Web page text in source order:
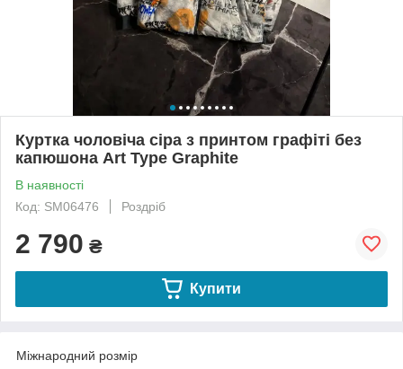
Куртка чоловіча сіра з принтом графіті без
капюшона Art Type Graphite
В наявності
Код: SM06476
Роздріб
2 790 ₴
Купити
Міжнародний розмір